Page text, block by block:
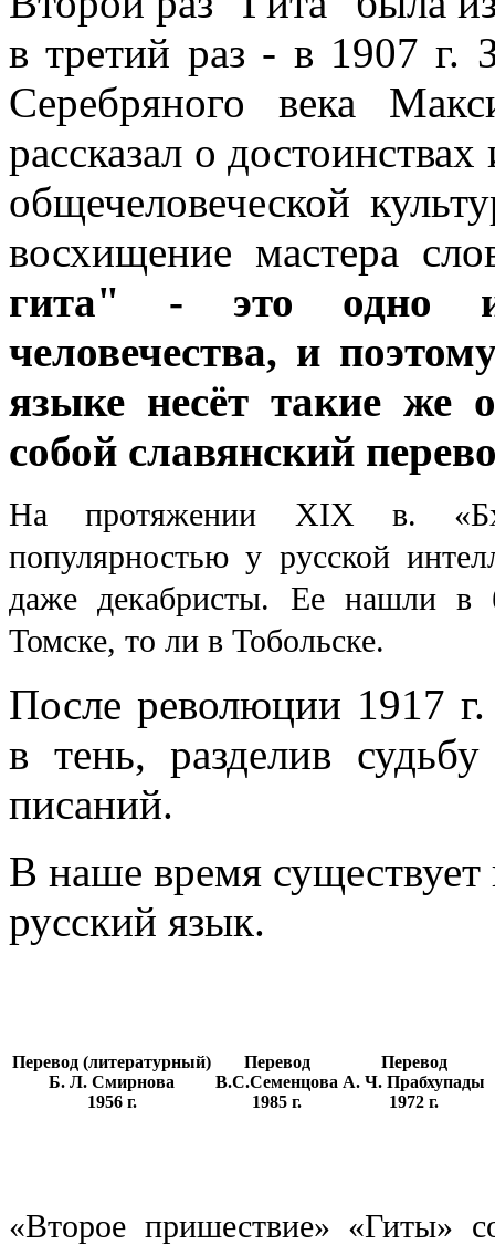
в третий раз - в 1907 г.
Серебряного века
рассказал о
общечеловеческой
восхищение мастера
гита" - это одно
человечества, и
языке несёт такие же
собой славянский
На протяжении XIX в.
популярностью у русской
даже декабристы. Ее нашли в
Томске, то ли в Тобольске.
После революции 1917 г.
в тень, разделив
писаний.
В наше время существует
русский язык.
Перевод (литературный)
Б. Л. Смирнова
1956 г.
Перевод
В.С.Семенцова
1985 г.
Перевод
А. Ч. Прабхупады
1972 г.
«Второе пришествие» «Гиты»